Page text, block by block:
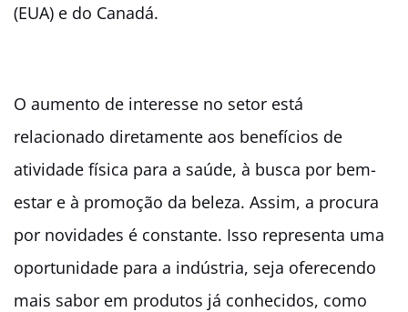
(EUA) e do Canadá.
O aumento de interesse no setor está
relacionado diretamente aos benefícios de
atividade física para a saúde, à busca por bem-
estar e à promoção da beleza. Assim, a procura
por novidades é constante. Isso representa uma
oportunidade para a indústria, seja oferecendo
mais sabor em produtos já conhecidos, como